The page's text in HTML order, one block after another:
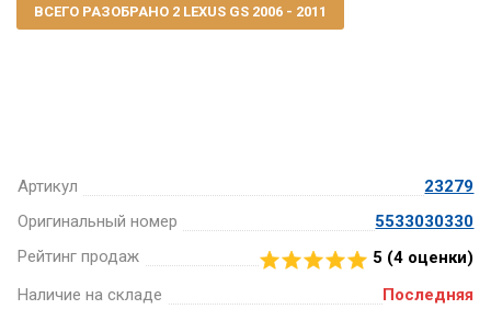
Артикул
23279
Оригинальный номер
5533030330
Рейтинг продаж
5 (4 оценки)
Наличие на складе
Последняя
ВСЕГО РАЗОБРАНО 2 LEXUS GS 2006 - 2011